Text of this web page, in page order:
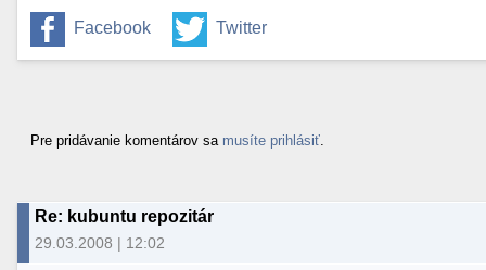
Facebook Twitter
Pre pridávanie komentárov sa musíte prihlásiť
Re: kubuntu repozitár
29.03.2008 | 12:02